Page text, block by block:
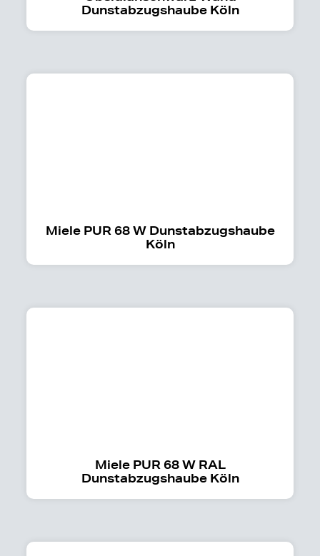
Dunstabzugshaube Köln
Miele PUR 68 W Dunstabzugshaube
Köln
Miele PUR 68 W RAL
Dunstabzugshaube Köln